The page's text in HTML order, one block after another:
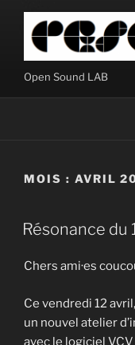
Aller
contenu
Open Sound LAB
MOIS : AVRIL
Résonance du
Chers ami·es
Ce vendredi 12
un nouvel atelier
avec le logiciel